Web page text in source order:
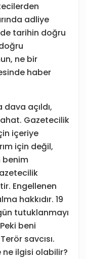
adliye
tarihin doğru
ne bir
haber
açıldı,
Gazetecilik
içeriye
için değil,
benim
Engellenen
hakkıdır. 19
tutuklanmayı
beni
savcısı.
ne ilgisi olabilir?